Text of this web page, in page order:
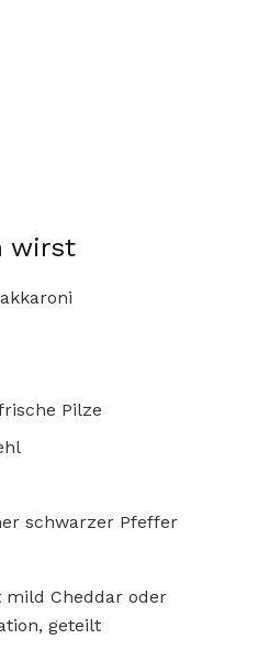
wirst
Pilze
schwarzer Pfeffer
mild Cheddar oder
geteilt